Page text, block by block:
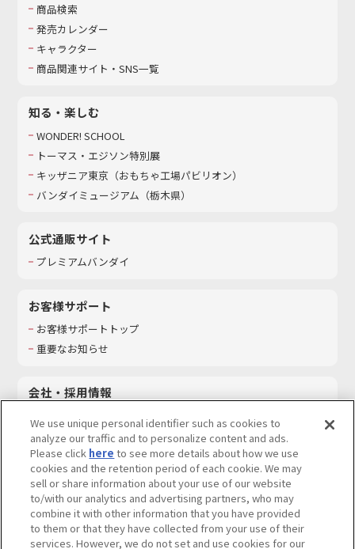
商品検索
発売カレンダー
キャラクター
商品関連サイト・SNS一覧
知る・楽しむ
WONDER! SCHOOL
トーマス・エジソン特別展
キッザニア東京（おもちゃ工場パビリオン）​
バンダイミュージアム（栃木県）
公式通販サイト
プレミアムバンダイ
お客様サポート
お客様サポートトップ
重要なお知らせ
会社・採用情報
採用情報
サステナビリティ
お問い合わせ
ウェブサイトご利用条件 ソーシャルメディアポリシー
We use unique personal identifier such as cookies to
analyze our traffic and to personalize content and ads.
Please click here to see more details about how we use
cookies and the retention period of each cookie. We may
sell or share information about your use of our website
to/with our analytics and advertising partners, who may
combine it with other information that you have provided
to them or that they have collected from your use of their
services. However, we do not set and use cookies for our